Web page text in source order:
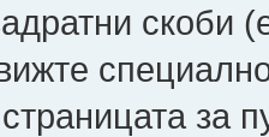
скоби
за